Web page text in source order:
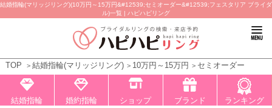
結婚指輪(マリッジリング)(10万円～15万円&#12539;セミオーダー&#12539;フェスタリア ブライダ
ル)一覧 | ハピハピリング
TOP 結婚指輪(マリッジリング) 10万円～15万円 セミオーダー
結婚指輪 婚約指輪 ショップ ブランド ランキング